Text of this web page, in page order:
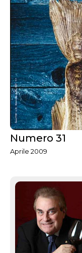
Numero 31
Aprile 2009